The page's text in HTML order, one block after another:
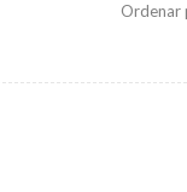
Ordenar